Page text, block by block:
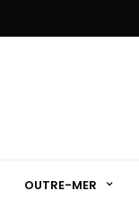
OUTRE-MER